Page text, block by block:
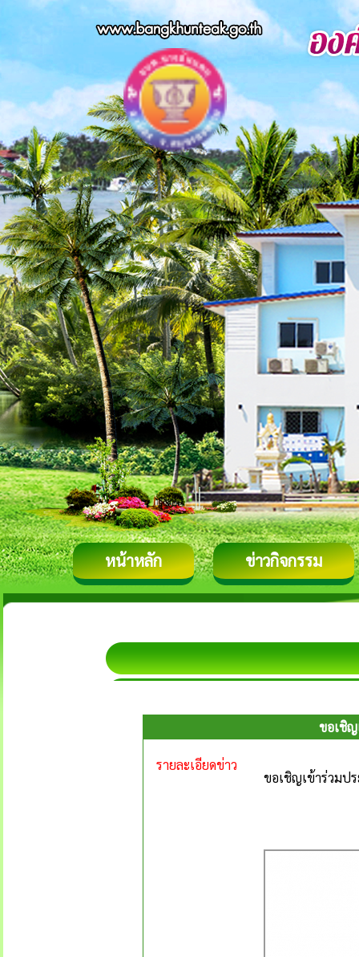
หน้าหลัก ข่าวกิจกรรม
ขอเชิ
รายละเอียดข่าว
ขอเชิญเข้าร่วมป